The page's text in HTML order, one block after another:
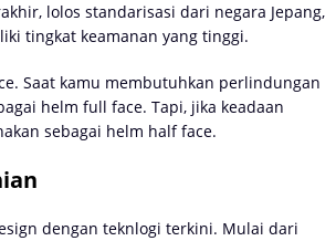
lolos standarisasi dari negara Jepang,
tingkat keamanan yang tinggi.
Saat kamu membutuhkan perlindungan
helm full face. Tapi, jika keadaan
sebagai helm half face.
dengan teknlogi terkini. Mulai dari